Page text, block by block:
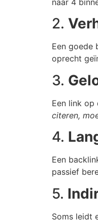
naar 4
2.
Een goede
oprecht
3.
Een link op
citeren,
4.
Een
passief
5.
Soms leidt